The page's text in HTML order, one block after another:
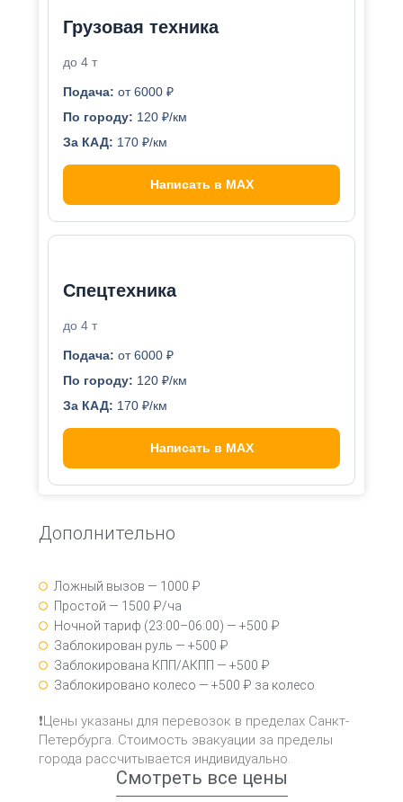
Грузовая техника
до 4 т
Подача: от 6000 ₽
По городу: 120 ₽/км
За КАД: 170 ₽/км
Написать в MAX
Спецтехника
до 4 т
Подача: от 6000 ₽
По городу: 120 ₽/км
За КАД: 170 ₽/км
Написать в MAX
Дополнительно
Ложный вызов — 1000 ₽
Простой — 1500 ₽/ча
Ночной тариф (23:00–06:00) — +500 ₽
Заблокирован руль — +500 ₽
Заблокирована КПП/АКПП — +500 ₽
Заблокировано колесо — +500 ₽ за колесо
❗Цены указаны для перевозок в пределах Санкт-
Петербурга. Стоимость эвакуации за пределы
города рассчитывается индивидуально.
Смотреть все цены